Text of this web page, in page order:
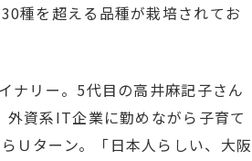
種を超える品種が栽培されてお
ナリー。5代目の高井麻記子さん
資系IT企業に勤めながら子育て
Ｕターン。「日本人らしい、大阪